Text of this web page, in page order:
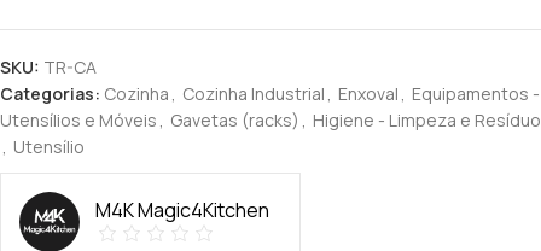
SKU: TR-CA
Categorias: Cozinha , Cozinha Industrial , Enxoval , Equipamentos -
Utensílios e Móveis , Gavetas (racks) , Higiene - Limpeza e Resíduo
, Utensílio
M4K Magic4Kitchen